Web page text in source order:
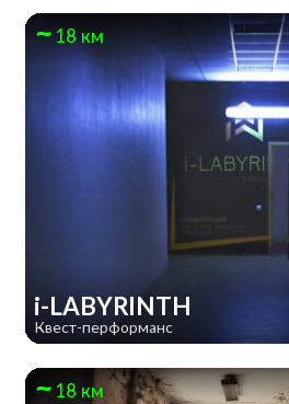
18 км
i-LABYRINTH
Квест-перформанс
18 км